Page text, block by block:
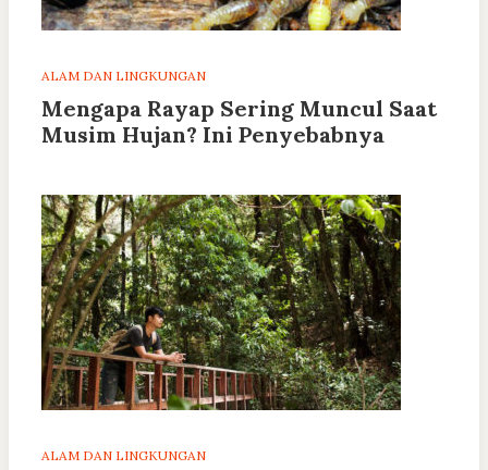
ALAM DAN LINGKUNGAN
Mengapa Rayap Sering Muncul Saat
Musim Hujan? Ini Penyebabnya
ALAM DAN LINGKUNGAN